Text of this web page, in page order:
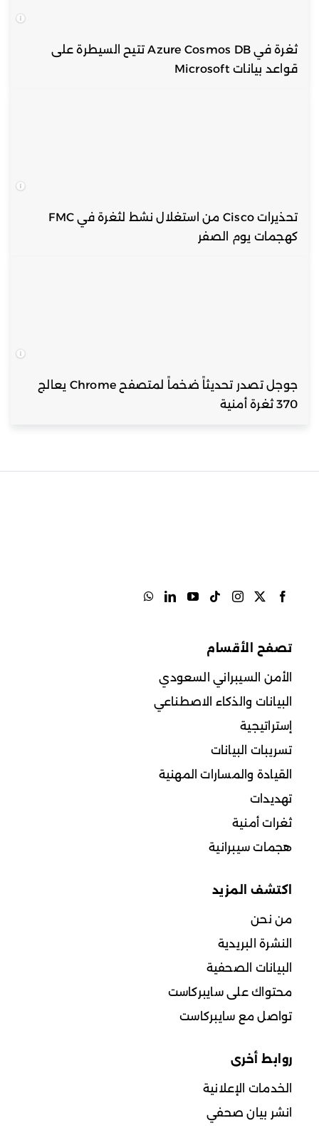
ثغرة في Azure Cosmos DB تتيح السيطرة على
قواعد بيانات Microsoft
تحذيرات Cisco من استغلال نشط لثغرة في FMC
كهجمات يوم الصفر
جوجل تصدر تحديثاً ضخماً لمتصفح Chrome يعالج
370 ثغرة أمنية
تصفح الأقسام
الأمن السيبراني السعودي
البيانات والذكاء الاصطناعي
إستراتيجية
تسريبات البيانات
القيادة والمسارات المهنية
تهديدات
ثغرات أمنية
هجمات سيبرانية
اكتشف المزيد
من نحن
النشرة البريدية
البيانات الصحفية
محتواك على سايبركاست
تواصل مع سايبركاست
روابط أخرى
الخدمات الإعلانية
انشر بيان صحفي